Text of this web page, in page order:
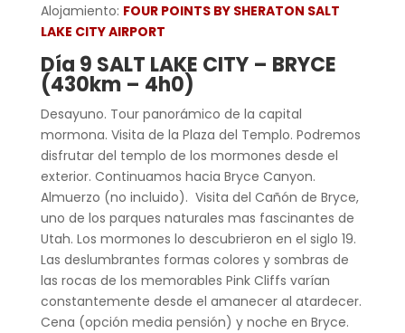
Alojamiento: FOUR POINTS BY SHERATON SALT
LAKE CITY AIRPORT
Día 9 SALT LAKE CITY – BRYCE
(430km – 4h0)
Desayuno. Tour panorámico de la capital
mormona. Visita de la Plaza del Templo. Podremos
disfrutar del templo de los mormones desde el
exterior. Continuamos hacia Bryce Canyon.
Almuerzo (no incluido). Visita del Cañón de Bryce,
uno de los parques naturales mas fascinantes de
Utah. Los mormones lo descubrieron en el siglo 19.
Las deslumbrantes formas colores y sombras de
las rocas de los memorables Pink Cliffs varían
constantemente desde el amanecer al atardecer.
Cena (opción media pensión) y noche en Bryce.